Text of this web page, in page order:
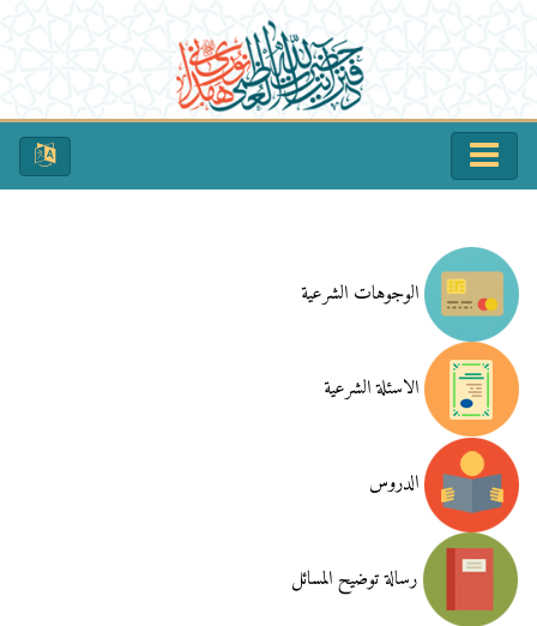
الوجوهات الشرعية
الاسئلة الشرعية
الدروس
رسالة توضيح المسائل